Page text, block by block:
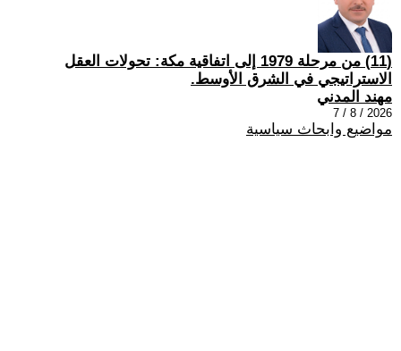
(11) من مرحلة 1979 إلى اتفاقية مكة: تحولات العقل
الاستراتيجي في الشرق الأوسط.
مهند المدني
2026 / 8 / 7
مواضيع وابحاث سياسية